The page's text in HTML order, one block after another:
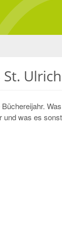
was es